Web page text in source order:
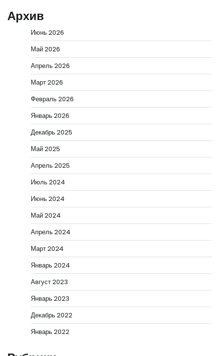
Архив
Июнь 2026
Май 2026
Апрель 2026
Март 2026
Февраль 2026
Январь 2026
Декабрь 2025
Май 2025
Апрель 2025
Июль 2024
Июнь 2024
Май 2024
Апрель 2024
Март 2024
Январь 2024
Август 2023
Январь 2023
Декабрь 2022
Январь 2022